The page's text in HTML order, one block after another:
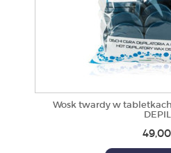
Wosk twardy w
49,00